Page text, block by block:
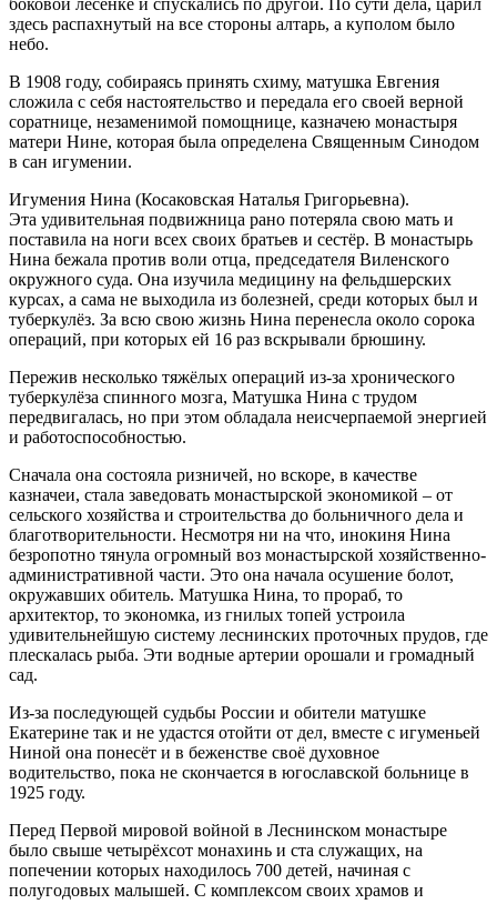
здесь распахнутый на все стороны алтарь, а куполом было
небо.
В 1908 году, собираясь принять схиму, матушка Евгения
сложила с себя настоятельство и передала его своей верной
соратнице, незаменимой помощнице, казначею монастыря
матери Нине, которая была определена Священным Синодом
в сан игумении.
Игумения Нина (Косаковская Наталья Григорьевна).
Эта удивительная подвижница рано потеряла свою мать и
поставила на ноги всех своих братьев и сестёр. В монастырь
Нина бежала против воли отца, председателя Виленского
окружного суда. Она изучила медицину на фельдшерских
курсах, а сама не выходила из болезней, среди которых был и
туберкулёз. За всю свою жизнь Нина перенесла около сорока
операций, при которых ей 16 раз вскрывали брюшину.
Пережив несколько тяжёлых операций из-за хронического
туберкулёза спинного мозга, Матушка Нина с трудом
передвигалась, но при этом обладала неисчерпаемой энергией
и работоспособностью.
Сначала она состояла ризничей, но вскоре, в качестве
казначеи, стала заведовать монастырской экономикой – от
сельского хозяйства и строительства до больничного дела и
благотворительности. Несмотря ни на что, инокиня Нина
безропотно тянула огромный воз монастырской хозяйственно-
административной части. Это она начала осушение болот,
окружавших обитель. Матушка Нина, то прораб, то
архитектор, то экономка, из гнилых топей устроила
удивительнейшую систему леснинских проточных прудов, где
плескалась рыба. Эти водные артерии орошали и громадный
сад.
Из-за последующей судьбы России и обители матушке
Екатерине так и не удастся отойти от дел, вместе с игуменьей
Ниной она понесёт и в беженстве своё духовное
водительство, пока не скончается в югославской больнице в
1925 году.
Перед Первой мировой войной в Леснинском монастыре
было свыше четырёхсот монахинь и ста служащих, на
попечении которых находилось 700 детей, начиная с
полугодовых малышей. С комплексом своих храмов и